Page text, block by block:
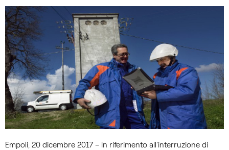
Empoli, 20 dicembre 2017 – In riferimento all’interruzione di